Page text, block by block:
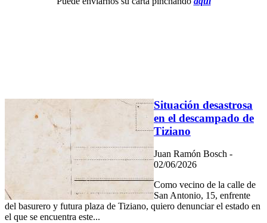
Situación desastrosa
en el descampado de
Tiziano
Juan Ramón Bosch -
02/06/2026
Como vecino de la calle de
San Antonio, 15, enfrente
del basurero y futura plaza de Tiziano, quiero denunciar el estado en
el que se encuentra este...